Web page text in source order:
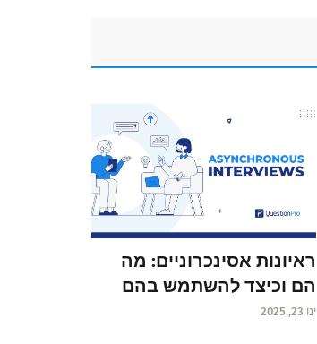
ראיונות אסינכרוניים: מה
הם וכיצד להשתמש בהם
ינו 23, 2025